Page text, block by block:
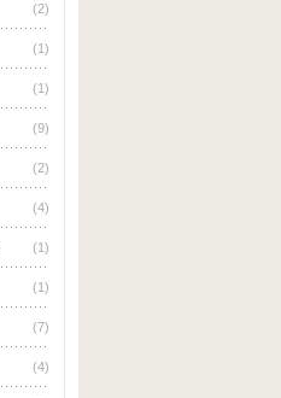
(2)
(1)
(1)
(9)
(2)
(4)
(1)
(1)
(7)
(4)